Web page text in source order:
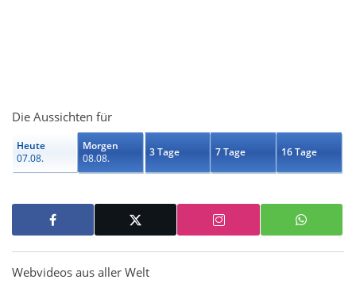
Die Aussichten für
Heute
07.08.
Morgen
08.08.
3 Tage 7 Tage 16 Tage
Webvideos aus aller Welt